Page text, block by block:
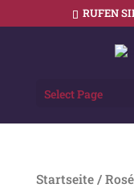
RUFEN
Select Page
Startseite/